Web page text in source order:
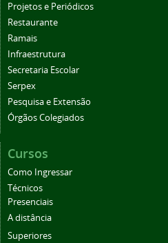
Projetos e Periódicos
Restaurante
Ramais
Infraestrutura
Secretaria Escolar
Serpex
Pesquisa e Extensão
Órgãos Colegiados
Cursos
Como Ingressar
Técnicos
Presenciais
A distância
Superiores